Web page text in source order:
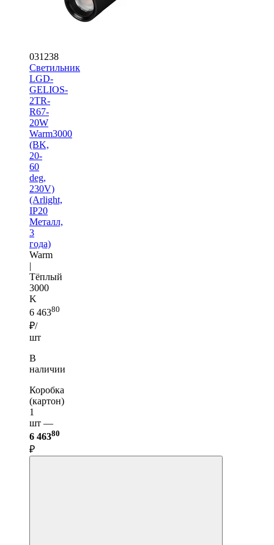
031238
Светильник
LGD-
GELIOS-
2TR-
R67-
20W
Warm3000
(BK,
20-
60
deg,
230V)
(Arlight,
IP20
Металл,
3
года)
Warm
|
Тёплый
3000
K
6 46380
₽/
шт
В
наличии
Коробка
(картон)
1
шт —
6 46380
₽